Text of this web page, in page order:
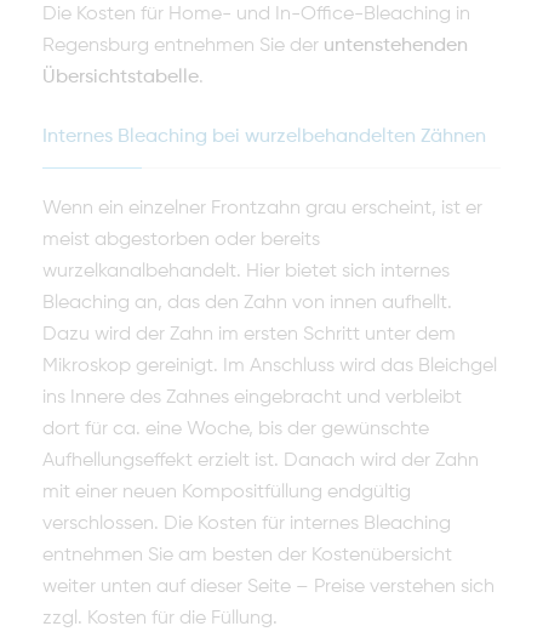
Die Kosten für Home- und In-Office-Bleaching in
Regensburg entnehmen Sie der untenstehenden
Übersichtstabelle.
Internes Bleaching bei wurzelbehandelten Zähnen
Wenn ein einzelner Frontzahn grau erscheint, ist er
meist abgestorben oder bereits
wurzelkanalbehandelt. Hier bietet sich internes
Bleaching an, das den Zahn von innen aufhellt.
Dazu wird der Zahn im ersten Schritt unter dem
Mikroskop gereinigt. Im Anschluss wird das Bleichgel
ins Innere des Zahnes eingebracht und verbleibt
dort für ca. eine Woche, bis der gewünschte
Aufhellungseffekt erzielt ist. Danach wird der Zahn
mit einer neuen Kompositfüllung endgültig
verschlossen. Die Kosten für internes Bleaching
entnehmen Sie am besten der Kostenübersicht
weiter unten auf dieser Seite – Preise verstehen sich
zzgl. Kosten für die Füllung.